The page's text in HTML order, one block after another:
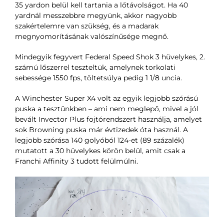
35 yardon belül kell tartania a lőtávolságot. Ha 40
yardnál messzebbre megyünk, akkor nagyobb
szakértelemre van szükség, és a madarak
megnyomorításának valószínűsége megnő.
Mindegyik fegyvert Federal Speed Shok 3 hüvelykes, 2.
számú lőszerrel teszteltük, amelynek torkolati
sebessége 1550 fps, töltetsúlya pedig 1 1/8 uncia.
A Winchester Super X4 volt az egyik legjobb szórású
puska a tesztünkben – ami nem meglepő, mivel a jól
bevált Invector Plus fojtórendszert használja, amelyet
sok Browning puska már évtizedek óta használ. A
legjobb szórása 140 golyóból 124-et (89 százalék)
mutatott a 30 hüvelykes körön belül, amit csak a
Franchi Affinity 3 tudott felülmúlni.